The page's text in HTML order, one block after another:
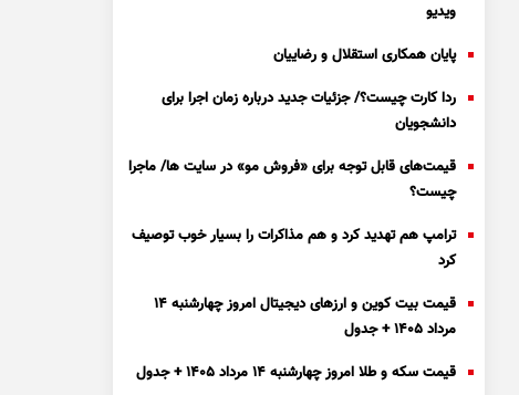
ویدیو
پایان همکاری استقلال و رضاییان
ردا کارت چیست؟/ جزئیات جدید درباره زمان اجرا برای
دانشجویان
قیمت‌های قابل توجه برای «فروش مو» در سایت ها/ ماجرا
چیست؟
ترامپ هم تهدید کرد و هم مذاکرات را بسیار خوب توصیف
کرد
قیمت بیت کوین و ارز‌های دیجیتال امروز چهارشنبه ۱۴
مرداد ۱۴۰۵ + جدول
قیمت سکه و طلا امروز چهارشنبه ۱۴ مرداد ۱۴۰۵ + جدول